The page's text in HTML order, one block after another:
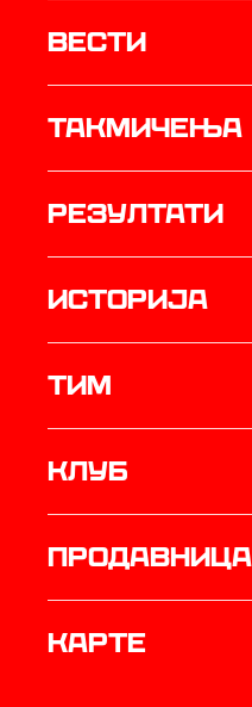
Вести
Такмичења
резултати
историја
ТИМ
Клуб
продавница
Карте